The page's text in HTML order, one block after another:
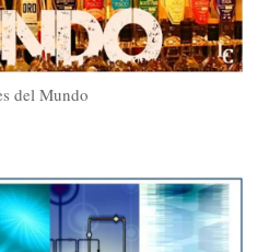
del Mundo